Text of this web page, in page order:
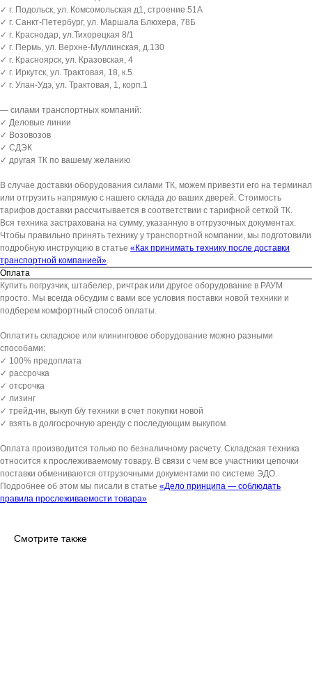
✓ г. Подольск, ул. Комсомольская д1, строение 51А
✓ г. Санкт-Петербург, ул. Маршала Блюхера, 78Б
✓ г. Краснодар, ул.Тихорецкая 8/1
✓ г. Пермь, ул. Верхне-Муллинская, д.130
✓ г. Красноярск, ул. Кразовская, 4
✓ г. Иркутск, ул. Трактовая, 18, к.5
✓ г. Улан-Удэ, ул. Трактовая, 1, корп.1
— силами транспортных компаний:
✓ Деловые линии
✓ Возовозов
✓ СДЭК
✓ другая ТК по вашему желанию
В случае доставки оборудования силами ТК, можем привезти его на терминал
или отгрузить напрямую с нашего склада до ваших дверей. Стоимость
тарифов доставки рассчитывается в соответствии с тарифной сеткой ТК.
Вся техника застрахована на сумму, указанную в отгрузочных документах.
Чтобы правильно принять технику у транспортной компании, мы подготовили
подробную инструкцию в статье «Как принимать технику после доставки
транспортной компанией».
Оплата
Купить погрузчик, штабелер, ричтрак или другое оборудование в РАУМ
просто. Мы всегда обсудим с вами все условия поставки новой техники и
подберем комфортный способ оплаты.
Оплатить складское или клининговое оборудование можно разными
способами:
✓ 100% предоплата
✓ рассрочка
✓ отсрочка
✓ лизинг
✓ трейд-ин, выкуп б/у техники в счет покупки новой
✓ взять в долгосрочную аренду с последующим выкупом.
Оплата производится только по безналичному расчету. Складская техника
относится к прослеживаемому товару. В связи с чем все участники цепочки
поставки обмениваются отгрузочными документами по системе ЭДО.
Подробнее об этом мы писали в статье «Дело принципа — соблюдать
правила прослеживаемости товара»
Смотрите также